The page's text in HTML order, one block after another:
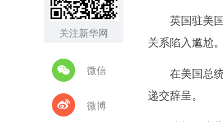
关注新华网
微信
微博
英国驻美国
关系陷入尴尬。
在美国总统
递交辞呈。